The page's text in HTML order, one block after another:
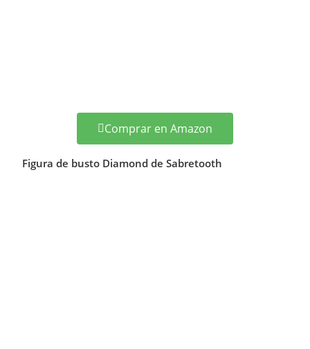
Comprar en Amazon
Figura de busto Diamond de Sabretooth